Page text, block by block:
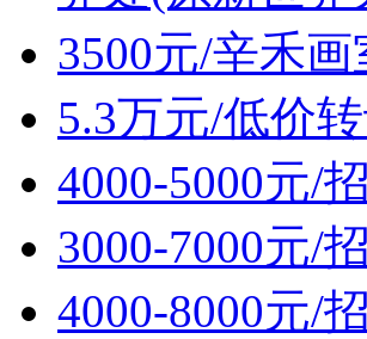
3500元/辛禾
5.3万元/低价
4000-5000元/
3000-7000元/
4000-8000元/